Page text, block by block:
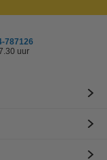
787126
uur